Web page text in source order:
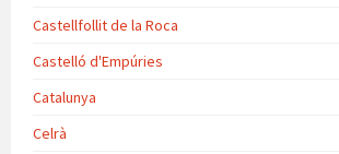
Castellfollit de la Roca
Castelló d'Empúries
Catalunya
Celrà